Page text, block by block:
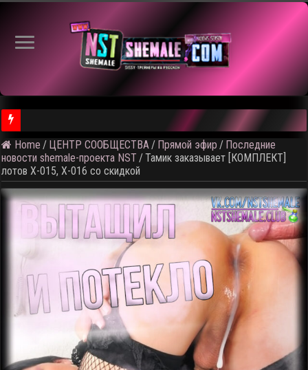
⚠️ Результаты голосования и тема следующего откртытого
Home / ЦЕНТР СООБЩЕСТВА / Прямой эфир / Последние
новости shemale-проекта NST /Тамик заказывает [КОМПЛЕКТ]
лотов X-015, X-016 со скидкой